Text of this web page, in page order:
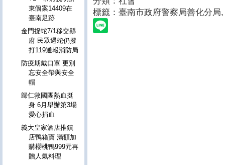
標籤：臺南市政府警察局善化分局,
東個案14409在
臺南足跡
金門捉蛇7/1移交縣
府 民眾遇蛇仍撥
打119通報消防局
防疫期戴口罩 更別
忘安全帶與安全
帽
歸仁救國團熱血挺
身 6月舉辦第3場
愛心捐血
義大皇家酒店推鎮
店鴨箱寶 滿額加
購櫻桃鴨999元再
贈人氣料理